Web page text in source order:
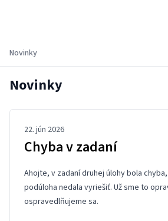
Novinky
Novinky
22. jún 2026
Chyba v zadaní
Ahojte, v zadanídruhej úlohybola
podúloha nedala vyriešiť. Už sme to
ospravedlňujeme sa.